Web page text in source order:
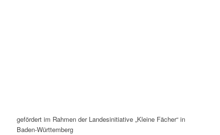
gefördert im Rahmen der Landesinitiative „Kleine Fächer“ in
Baden-Württemberg